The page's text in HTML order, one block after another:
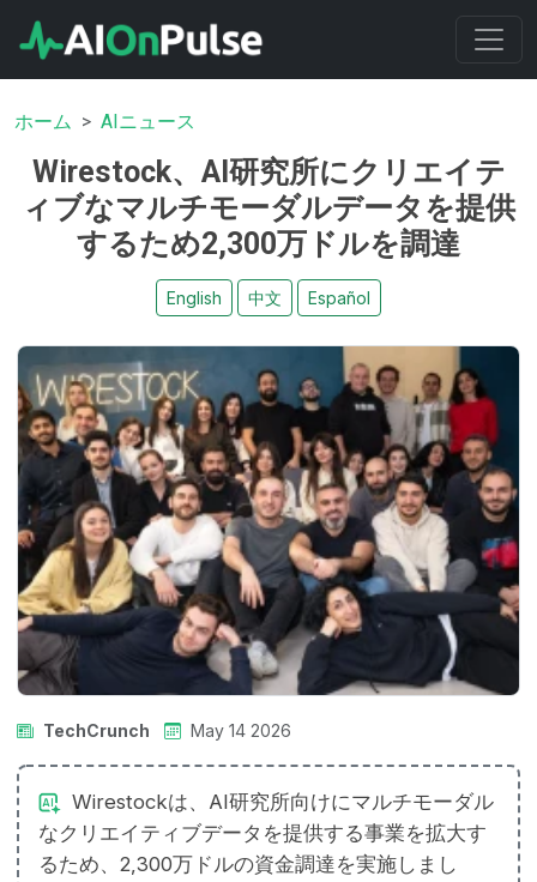
ホーム AIニュース
Wirestock、AI研究所にクリエイテ
ィブなマルチモーダルデータを提供
するため2,300万ドルを調達
English 中文 Español
TechCrunch May 14 2026
Wirestockは、AI研究所向けにマルチモーダル
なクリエイティブデータを提供する事業を拡大す
るため、2,300万ドルの資金調達を実施しまし